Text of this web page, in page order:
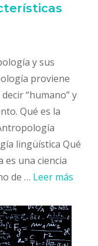
y sus
proviene
“humano” y
Qué es la
lingüística Qué
una ciencia
de … Leer más